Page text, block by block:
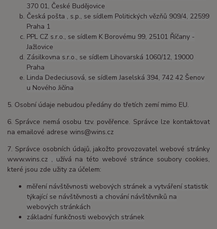
370 01, České Budějovice
Česká pošta , s.p., se sídlem Politických vězňů 909/4, 22599
Praha 1
PPL CZ s.r.o., se sídlem K Borovému 99, 25101 Říčany -
Jažlovice
Zásilkovna s.r.o., se sídlem Lihovarská 1060/12, 19000
Praha
Linda Dedeciusová, se sídlem Jaselská 394, 742 42 Šenov
u Nového Jičína
5. Osobní údaje nebudou předány do třetích zemí mimo EU.
6. Správce nemá osobu tzv. pověřence. Správce lze kontaktovat
na emailové adrese wins@wins.cz
7. Správce osobních údajů, jakožto provozovatel webové stránky
www.wins.cz , užívá na této webové stránce soubory cookies,
které jsou zde užity za účelem:
měření návštěvnosti webových stránek a vytváření statistik
týkající se návštěvnosti a chování návštěvníků na
webových stránkách
základní funkčnosti webových stránek